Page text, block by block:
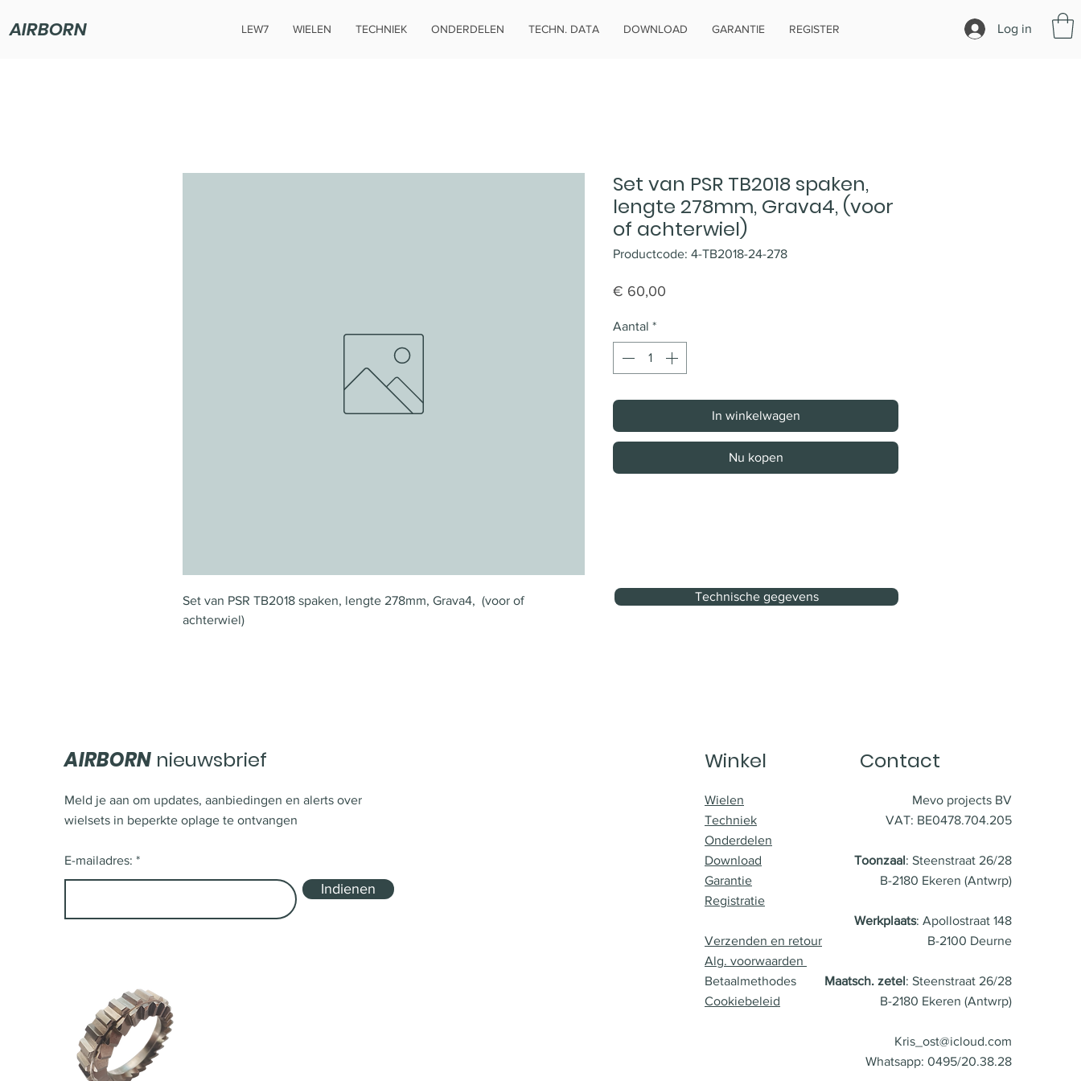
AIRBORN LEW7 WIELEN TECHNIEK ONDERDELEN TECHN. DATA DOWNLOAD GARANTIE REGISTER Log in
Set van PSR TB2018 spaken, lengte 278mm, Grava4,  (voor of
achterwiel)
Set van PSR TB2018 spaken,
lengte 278mm, Grava4, (voor
of achterwiel)
Productcode: 4-TB2018-24-278
€ 60,00
Aantal *
In winkelwagen
Nu kopen
Technische gegevens
AIRBORN nieuwsbrief
Meld je aan om updates, aanbiedingen en alerts over
wielsets in beperkte oplage te ontvangen
E-mailadres:
Indienen
Winkel Contact
Wielen
Techniek
Onderdelen
Download
Garantie
Registratie
Verzenden en retour
Alg. voorwaarden
Betaalmethodes
Cookiebeleid
Mevo projects BV
VAT: BE0478.704.205
Toonzaal: Steenstraat 26/28
B-2180 Ekeren (Antwrp)
Werkplaats: Apollostraat 148
B-2100 Deurne
Maatsch. zetel: Steenstraat 26/28
B-2180 Ekeren (Antwrp)
Kris_ost@icloud.com
Whatsapp: 0495/20.38.28